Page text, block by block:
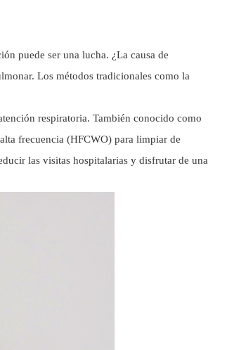
puede ser una lucha. ¿La causa de
Los métodos tradicionales como la
respiratoria. También conocido como
frecuencia (HFCWO) para limpiar de
las visitas hospitalarias y disfrutar de una